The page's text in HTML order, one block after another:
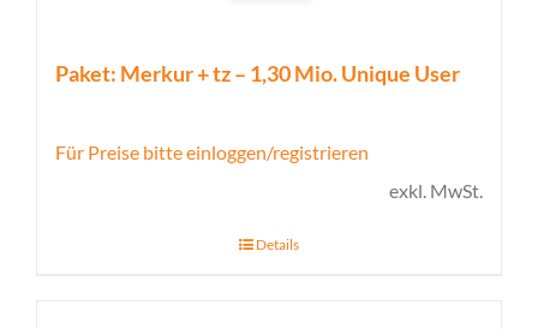
Paket: Merkur + tz – 1,30 Mio. Unique User
Für Preise bitte einloggen/registrieren
exkl. MwSt.
Details